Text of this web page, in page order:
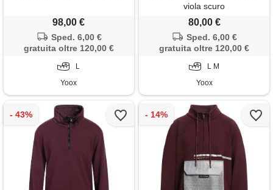
98,00 €
Sped. 6,00 €
gratuita oltre 120,00 €
L
Yoox
viola scuro
80,00 €
Sped. 6,00 €
gratuita oltre 120,00 €
L M
Yoox